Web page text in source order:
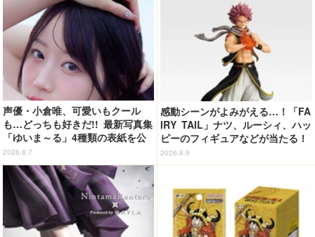
声優・小倉唯、可愛いもクール
も…どっちも好きだ!! 最新写真集
「ゆいま～る」4種類の表紙を公
開！「成長した私の姿を楽しんで
いただけたら」
2026.8.7
感動シーンがよみがえる…！「FA
IRY TAIL」ナツ、ルーシィ、ハッ
ピーのフィギュアなどが当たる！
20周年記念の一番くじ登場
2026.8.9